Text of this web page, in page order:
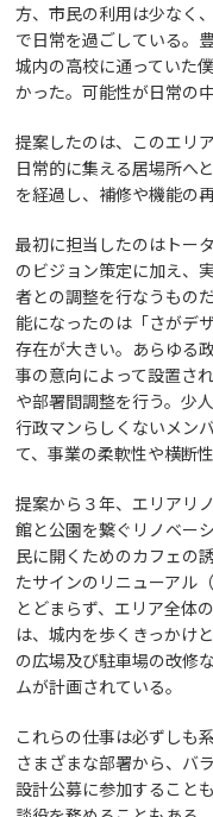
方、市民の利用は少なく
で日常を過ごしている。
城内の高校に通っていた
かった。可能性が日常の
提案したのは、このエリ
日常的に集える居場所へ
を経過し、補修や機能の
最初に担当したのはトー
のビジョン策定に加え、
者との調整を行なうもの
能になったのは「さがデ
存在が大きい。あらゆる
事の意向によって設置さ
や部署間調整を行う。少
行政マンらしくないメン
て、事業の柔軟性や横断
提案から３年、エリアリ
館と公園を繋ぐリノベー
民に開くためのカフェの
たサインのリニューアル
とどまらず、エリア全体
は、城内を歩くきっかけ
の広場及び駐車場の改修
ムが計画されている。
これらの仕事は必ずしも
さまざまな部署から、バ
設計公募に参加すること